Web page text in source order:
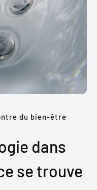
du bien-être
dans
se trouve